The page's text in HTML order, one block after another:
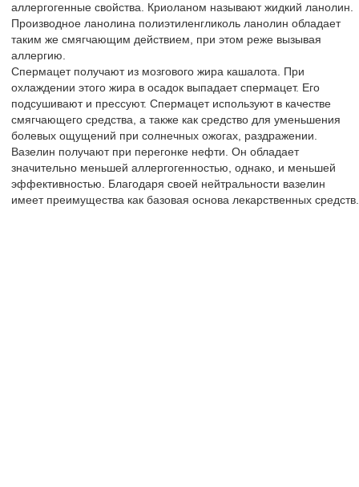
аллергогенные свойства. Криоланом называют жидкий ланолин.
Производное ланолина полиэтиленгликоль ланолин обладает
таким же смягчающим действием, при этом реже вызывая
аллергию.
Спермацет получают из мозгового жира кашалота. При
охлаждении этого жира в осадок выпадает спермацет. Его
подсушивают и прессуют. Спермацет используют в качестве
смягчающего средства, а также как средство для уменьшения
болевых ощущений при солнечных ожогах, раздражении.
Вазелин получают при перегонке нефти. Он обладает
значительно меньшей аллергогенностью, однако, и меньшей
эффективностью. Благодаря своей нейтральности вазелин
имеет преимущества как базовая основа лекарственных средств.